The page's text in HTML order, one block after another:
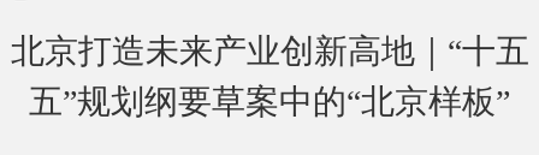
北京打造未来产业创新高地｜“十五
五”规划纲要草案中的“北京样板”